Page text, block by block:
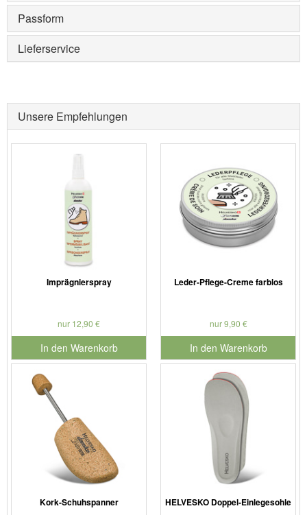
Passform
Lieferservice
Unsere Empfehlungen
Imprägnierspray
nur 12,90 €
In den Warenkorb
für Produktnummer 901126
Leder-Pflege-Creme farblos
nur 9,90 €
In den Warenkorb
für Produktnummer 901186
Kork-Schuhspanner HELVESKO Doppel-Einlegesohle